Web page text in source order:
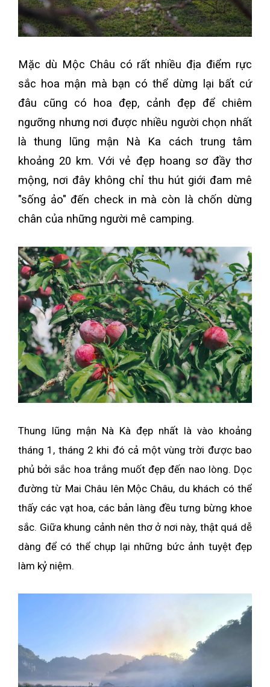
Mặc dù Mộc Châu có rất nhiều địa điểm rực
sắc hoa mận mà bạn có thể dừng lại bất cứ
đâu cũng có hoa đẹp, cảnh đẹp để chiêm
ngưỡng nhưng nơi được nhiều người chọn nhất
là thung lũng mận Nà Ka cách trung tâm
khoảng 20 km. Với vẻ đẹp hoang sơ đầy thơ
mộng, nơi đây không chỉ thu hút giới đam mê
"sống ảo" đến check in mà còn là chốn dừng
chân của những người mê camping.
Thung lũng mận Nà Kà đẹp nhất là vào khoảng
tháng 1, tháng 2 khi đó cả một vùng trời được bao
phủ bởi sắc hoa trắng muốt đẹp đến nao lòng. Dọc
đường từ Mai Châu lên Mộc Châu, du khách có thể
thấy các vạt hoa, các bản làng đều tưng bừng khoe
sắc. Giữa khung cảnh nên thơ ở nơi này, thật quá dễ
dàng để có thể chụp lại những bức ảnh tuyệt đẹp
làm kỷ niệm.